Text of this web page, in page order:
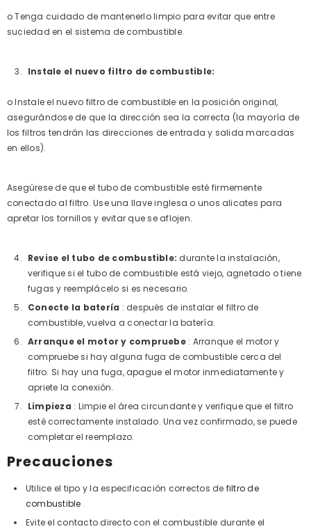
o Tenga cuidado de mantenerlo limpio para evitar que entre
suciedad en el sistema de combustible.
Instale el nuevo filtro de combustible:
o Instale el nuevo filtro de combustible en la posición original,
asegurándose de que la dirección sea la correcta (la mayoría de
los filtros tendrán las direcciones de entrada y salida marcadas
en ellos).
Asegúrese de que el tubo de combustible esté firmemente
conectado al filtro. Use una llave inglesa o unos alicates para
apretar los tornillos y evitar que se aflojen.
Revise el tubo de combustible: durante la instalación,
verifique si el tubo de combustible está viejo, agrietado o tiene
fugas y reemplácelo si es necesario.
Conecte la batería : después de instalar el filtro de
combustible, vuelva a conectar la batería.
Arranque el motor y compruebe: Arranque el motor y
compruebe si hay alguna fuga de combustible cerca del
filtro. Si hay una fuga, apague el motor inmediatamente y
apriete la conexión.
Limpieza : Limpie el área circundante y verifique que el filtro
esté correctamente instalado. Una vez confirmado, se puede
completar el reemplazo.
Precauciones
Utilice el tipo y la especificación correctos de filtro de
combustible .
Evite el contacto directo con el combustible durante el